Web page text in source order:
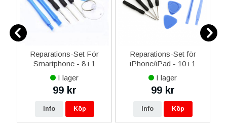
Reparations-Set För
Smartphone - 8 i 1
I lager
99 kr
Info Köp
Reparations-Set för
iPhone/iPad - 10 i 1
I lager
99 kr
Info Köp